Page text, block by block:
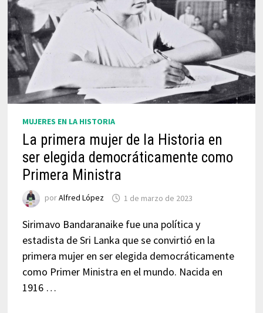
MUJERES EN LA HISTORIA
La primera mujer de la Historia en
ser elegida democráticamente como
Primera Ministra
porAlfred López 1 de marzo de 2023
Sirimavo Bandaranaike fue una política y
estadista de Sri Lanka que se convirtió en la
primera mujer en ser elegida democráticamente
como Primer Ministra en el mundo. Nacida en
1916 …